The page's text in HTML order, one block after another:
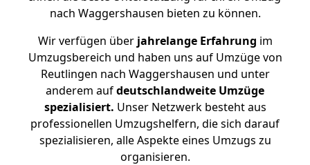
nach Waggershausen bieten zu können.
Wir verfügen überjahrelange Erfahrung im
Umzugsbereich und haben uns auf Umzüge von
Reutlingen nach Waggershausen und unter
anderem aufdeutschlandweite Umzüge
spezialisiert. Unser Netzwerk besteht aus
professionellen Umzugshelfern, die sich darauf
spezialisieren, alle Aspekte eines Umzugs zu
organisieren.